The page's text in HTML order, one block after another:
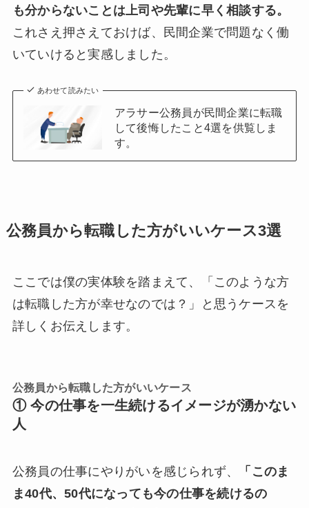
も分からないことは上司や先輩に早く相談する。
これさえ押さえておけば、民間企業で問題なく働
いていけると実感しました。
あわせて読みたい
アラサー公務員が民間企業に転職
して後悔したこと4選を供覧しま
す。
公務員から転職した方がいいケース3選
ここでは僕の実体験を踏まえて、「このような方
は転職した方が幸せなのでは？」と思うケースを
詳しくお伝えします。
公務員から転職した方がいいケース
① 今の仕事を一生続けるイメージが湧かない
人
公務員の仕事にやりがいを感じられず、
「このま
ま40代、50代になっても今の仕事を続けるの